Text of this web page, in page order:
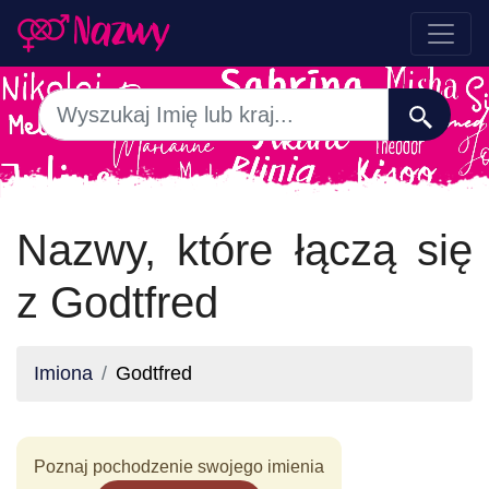
Nazwy, które łączą się
z Godtfred
Imiona Godtfred
Poznaj pochodzenie swojego imienia